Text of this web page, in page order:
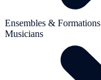
Ensembles & Formations
Musicians